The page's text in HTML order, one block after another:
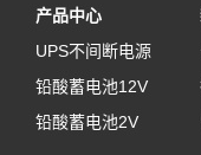
产品中心
UPS不间断电源
铅酸蓄电池12V
铅酸蓄电池2V